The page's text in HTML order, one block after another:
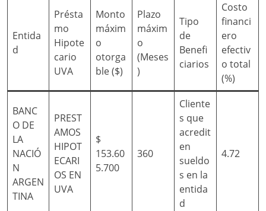
Entida
d
Présta
mo
Hipote
cario
UVA
Monto
máxim
o
otorga
ble ($)
Plazo
máxim
o
(Meses
)
Tipo
de
Benefi
ciarios
Costo
financi
ero
efectiv
o total
(%)
BANC
O DE
LA
NACIÓ
N
ARGEN
TINA
PREST
AMOS
HIPOT
ECARI
OS EN
UVA
$
153.60
5.700
360
Cliente
s que
acredit
en
sueldo
s en la
entida
d
4.72